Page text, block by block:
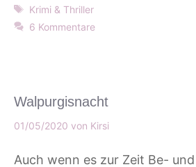
Schlagwörter
Krimi & Thriller
6 Kommentare
Walpurgisnacht
01/05/2020 von Kirsi
Auch wenn es zur Zeit Be- und